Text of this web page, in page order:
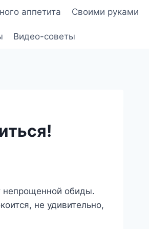
аппетита Своими руками
Видео-советы
непрощенной обиды.
не удивительно,